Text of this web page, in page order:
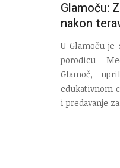
Glamoču:
nakon
U Glamoču
porodicu
Glamoč,
edukativnom
i predavanje